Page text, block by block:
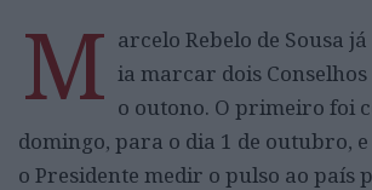
M arcelo Rebelo de Sousa
ia marcar dois Conselhos
o outono. O primeiro foi
domingo, para o dia 1 de outubro,
o Presidente medir o pulso ao país